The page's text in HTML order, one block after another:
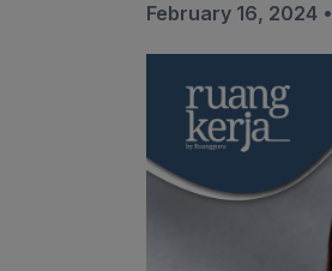
February 16, 2024 •